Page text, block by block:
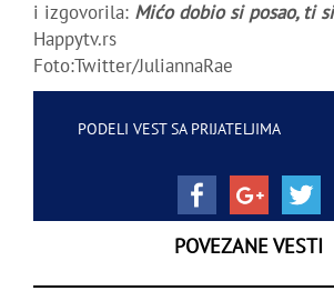
i izgovorila: Mićo dobio si posao, ti
Happytv.rs
Foto:Twitter/JuliannaRae
PODELI VEST SA PRIJATELJIMA
POVEZANE VESTI